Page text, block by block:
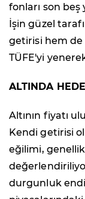
fonları son beş
İşin güzel
getirisi hem de
TÜFE'yi
ALTINDA
Altının fiyatı
Kendi getirisi
eğilimi,
durgunluk